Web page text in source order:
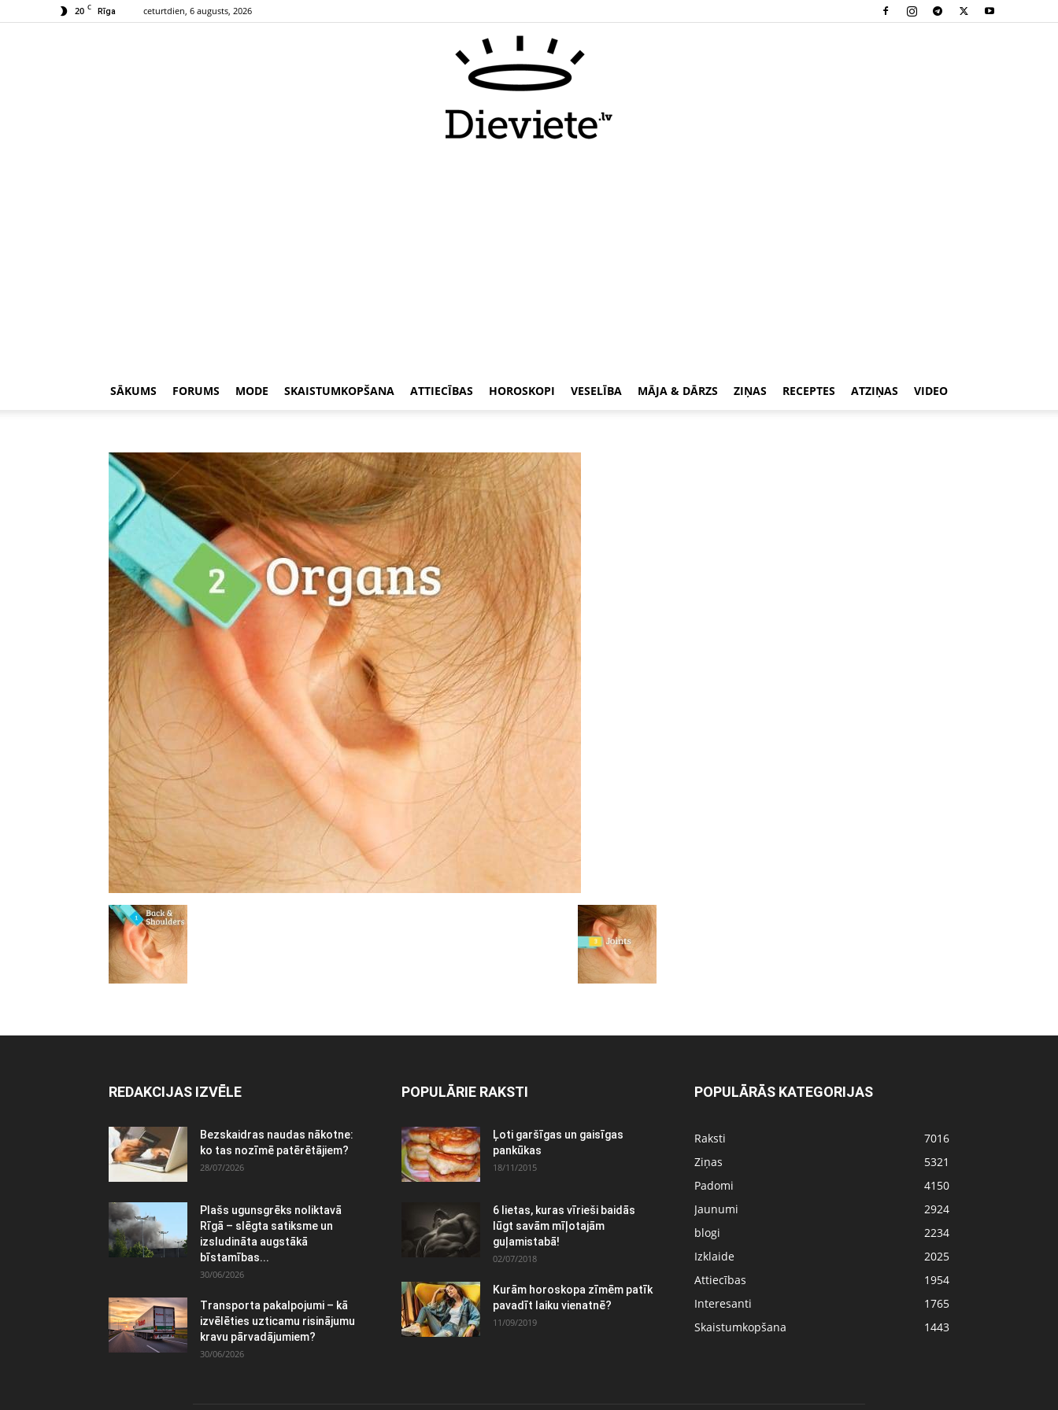
20 C Rīga ceturtdien, 6 augusts, 2026
SĀKUMS FORUMS MODE SKAISTUMKOPŠANA ATTIECĪBAS HOROSKOPI VESELĪBA MĀJA & DĀRZS ZIŅAS RECEPTES ATZIŅAS VIDEO
REDAKCIJAS IZVĒLE
Bezskaidras naudas nākotne:
ko tas nozīmē patērētājiem?
28/07/2026
Plašs ugunsgrēks noliktavā
Rīgā – slēgta satiksme un
izsludināta augstākā
bīstamības...
30/06/2026
Transporta pakalpojumi – kā
izvēlēties uzticamu risinājumu
kravu pārvadājumiem?
30/06/2026
POPULĀRIE RAKSTI
Ļoti garšīgas un gaisīgas
pankūkas
18/11/2015
6 lietas, kuras vīrieši baidās
lūgt savām mīļotajām
guļamistabā!
02/07/2018
Kurām horoskopa zīmēm patīk
pavadīt laiku vienatnē?
11/09/2019
POPULĀRĀS KATEGORIJAS
Raksti
7016
Ziņas
5321
Padomi
4150
Jaunumi
2924
blogi
2234
Izklaide
2025
Attiecības
1954
Interesanti
1765
Skaistumkopšana
1443